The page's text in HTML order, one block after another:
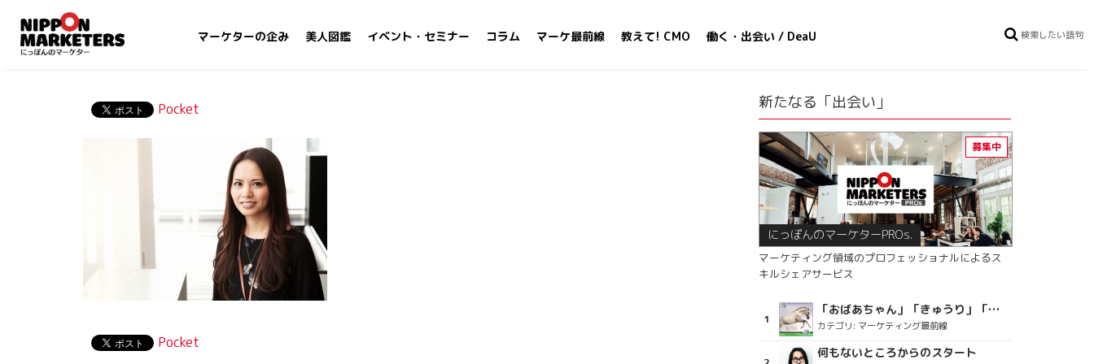
マーケターの企み 美人図鑑 イベント・セミナー コラム マーケ最前線 教えて! CMO 働く・出会い / DeaU
Pocket
Pocket
新たなる「出会い」
にっぽんのマーケターPROs.
マーケティング領域のプロフェッショナルによるス
キルシェアサービス
「おばあちゃん」「きゅうり」「ディスコで踊るおじさん」をCM素材に使った、「気持ちよさ」が売りの意外な商品とは？
カテゴリ: マーケティング最前線
何もないところからのスタート